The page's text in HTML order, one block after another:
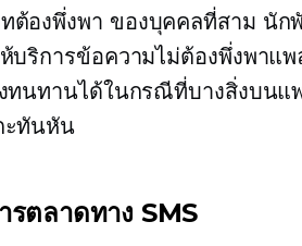
ต้องพึ่งพา ของบุคคลที่สาม นัก
บริการข้อความไม่ต้องพึ่งพาแ
ทนทานได้ในกรณีที่บางสิ่งบนแ
ะทันหัน
รตลาดทาง SMS